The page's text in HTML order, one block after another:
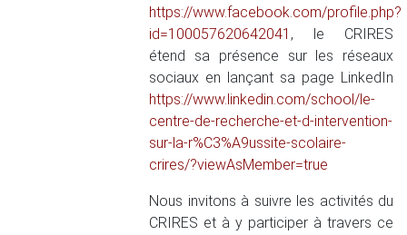
https://www.facebook.com/profile.php?
id=100057620642041 , le CRIRES
étend sa présence sur les réseaux
sociaux en lançant sa page LinkedIn
https://www.linkedin.com/school/le-
centre-de-recherche-et-d-intervention-
sur-la-r%C3%A9ussite-scolaire-
crires/?viewAsMember=true
Nous invitons à suivre les activités du
CRIRES et à y participer à travers ce